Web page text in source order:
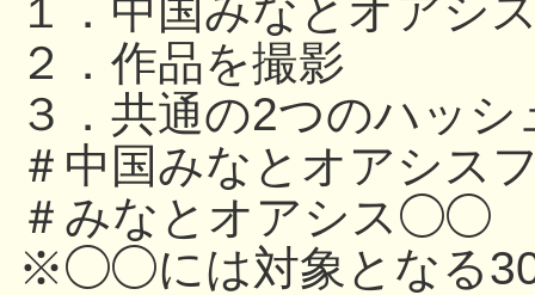
１．中国みなとオアシ
２．作品を撮影
３．共通の2つのハッ
＃中国みなとオアシス
＃みなとオアシス◯◯
※◯◯には対象となる30